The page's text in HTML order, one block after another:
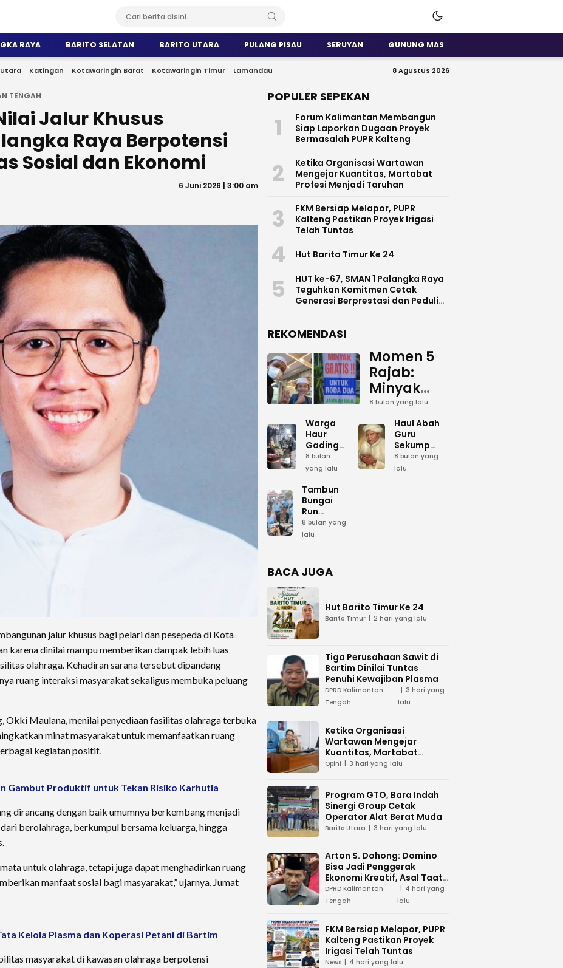
RAYA BARITO SELATAN BARITO UTARA PULANG PISAU SERUYAN GUNUNG MAS
Katingan Kotawaringin Barat Kotawaringin Timur Lamandau 8 Agustus 2026
TENGAH
Jalur Khusus
Raya Berpotensi
Sosial dan Ekonomi
6 Juni 2026 | 3:00 am
jalur khusus bagi pelari dan pesepeda di Kota
karena dinilai mampu memberikan dampak lebih luas
olahraga. Kehadiran sarana tersebut dipandang
ruang interaksi masyarakat sekaligus membuka peluang
Okki Maulana, menilai penyediaan fasilitas olahraga terbuka
minat masyarakat untuk memanfaatkan ruang
kegiatan positif.
Gambut Produktif untuk Tekan Risiko Karhutla
dirancang dengan baik umumnya berkembang menjadi
berolahraga, berkumpul bersama keluarga, hingga
untuk olahraga, tetapi juga dapat menghadirkan ruang
manfaat sosial bagi masyarakat,” ujarnya, Jumat
Kelola Plasma dan Koperasi Petani di Bartim
masyarakat di kawasan olahraga berpotensi
POPULER SEPEKAN
1
Forum Kalimantan Membangun
Siap Laporkan Dugaan Proyek
Bermasalah PUPR Kalteng
2
Ketika Organisasi Wartawan
Mengejar Kuantitas, Martabat
Profesi Menjadi Taruhan
3
FKM Bersiap Melapor, PUPR
Kalteng Pastikan Proyek Irigasi
Telah Tuntas
4 Hut Barito Timur Ke 24
5
HUT ke-67, SMAN 1 Palangka Raya
Teguhkan Komitmen Cetak
Generasi Berprestasi dan Peduli
REKOMENDASI
Momen 5
Rajab:
Minyak
Gratis
dan Cinta
yang
Terus
Mengalir
8 bulan yang lalu
Warga
Haur
Gading
Siapkan
Bumbu
Umum
Sambut 5
Rajab di
Sekumpul
8 bulan
yang lalu
Haul Abah
Guru
Sekumpul:
Ketika
Lautan
8 bulan yang
lalu
Tambun
Bungai
Run
Meriahkan
Hari Bela
Juang TNI
AD di
Palangka
Raya
8 bulan yang
lalu
BACA JUGA
Hut Barito Timur Ke 24
Barito Timur 2 hari yang lalu
Tiga Perusahaan Sawit di
Bartim Dinilai Tuntas
Penuhi Kewajiban Plasma
DPRD Kalimantan
Tengah
3 hari yang
lalu
Ketika Organisasi
Wartawan Mengejar
Kuantitas, Martabat
Profesi Menjadi Taruhan
Opini 3 hari yang lalu
Program GTO, Bara Indah
Sinergi Group Cetak
Operator Alat Berat Muda
Barito Utara 3 hari yang lalu
Arton S. Dohong: Domino
Bisa Jadi Penggerak
Ekonomi Kreatif, Asal Taat
Aturan
DPRD Kalimantan
Tengah
4 hari yang
lalu
FKM Bersiap Melapor, PUPR
Kalteng Pastikan Proyek
Irigasi Telah Tuntas
News 4 hari yang lalu